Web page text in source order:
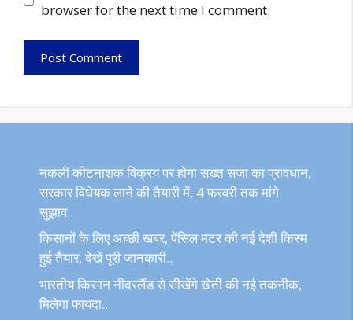
browser for the next time I comment.
नकली कीटनाशक विक्रय पर होगा सख्त सजा का प्रावधान,
सरकार विधेयक लाने की तैयारी में, 4 फरवरी तक मांगे
सुझाव..
किसानों के लिए अच्छी खबर, पेंसिल मटर की नई देशी किस्म
हुई तैयार, देखें पूरी जानकारी..
भारतीय किसान नीदरलैंड से सीखेंगे खेती की नई तकनीक,
मिलेगा फायदा..